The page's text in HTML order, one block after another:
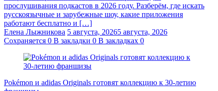
прослушивания подкастов в 2026 году. Разберём, где искать
русскоязычные и зарубежные шоу, какие приложения
работают бесплатно и […]
Елена Лыжникова 5 августа, 20265 августа, 2026
Сохраняется 0 В закладки 0 В закладках 0
Pokémon и adidas Originals готовят коллекцию к 30-летию